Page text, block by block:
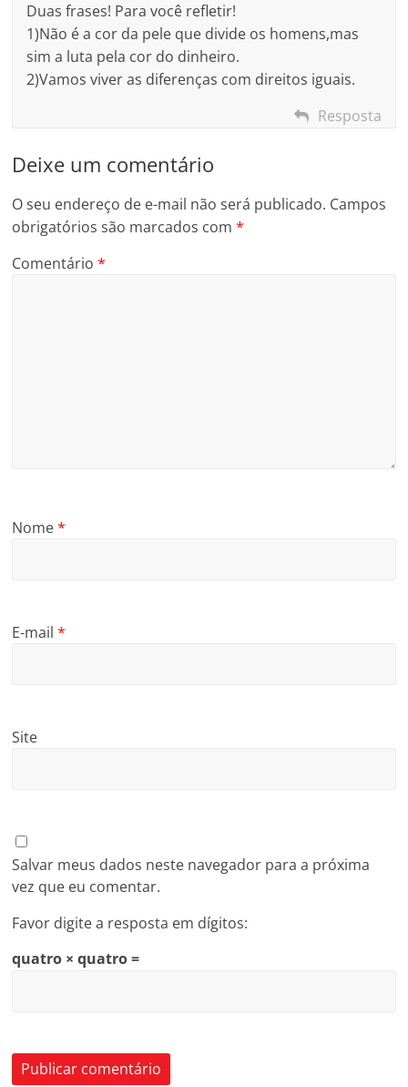
Duas frases! Para você refletir!
1)Não é a cor da pele que divide os homens,mas
sim a luta pela cor do dinheiro.
2)Vamos viver as diferenças com direitos iguais.
Resposta
Deixe um comentário
O seu endereço de e-mail não será publicado. Campos
obrigatórios são marcados com*
Comentário*
Nome*
E-mail*
Site
Salvar meus dados neste navegador para a próxima
vez que eu comentar.
Favor digite a resposta em dígitos:
quatro × quatro =